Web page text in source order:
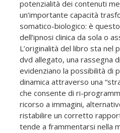
potenzialità dei contenuti
un’importante capacità
somatico-biologico: è
dell’ipnosi clinica da sola o
L’originalità del libro sta
dvd allegato, una rassegna
evidenziano la possibilità di
dinamica attraverso una
che consente di ri-
ricorso a immagini,
ristabilire un corretto
tende a frammentarsi nella